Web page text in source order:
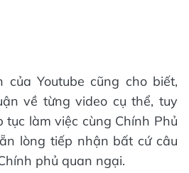
Youtube cũng cho biết,
về từng video cụ thể, tuy
làm việc cùng Chính Phủ
lòng tiếp nhận bất cứ câu
phủ quan ngại.